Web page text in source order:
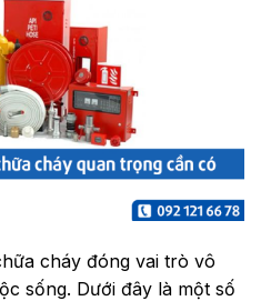
cháy đóng vai trò vô
sống. Dưới đây là một số